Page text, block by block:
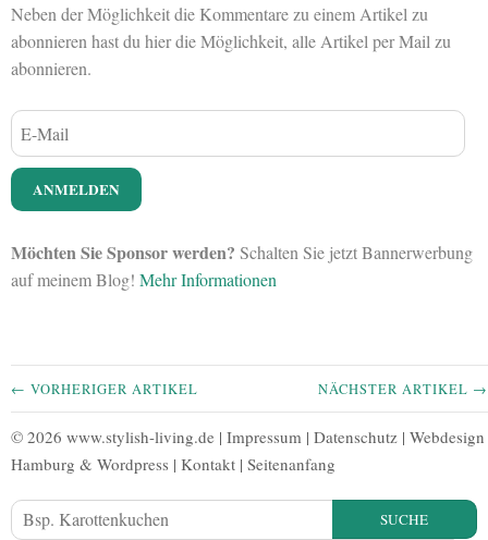
Neben der Möglichkeit die Kommentare zu einem Artikel zu
abonnieren hast du hier die Möglichkeit, alle Artikel per Mail zu
abonnieren.
Möchten Sie Sponsor werden? Schalten Sie jetzt Bannerwerbung
auf meinem Blog! Mehr Informationen
← VORHERIGER ARTIKEL NÄCHSTER ARTIKEL →
© 2026 www.stylish-living.de | Impressum | Datenschutz | Webdesign
Hamburg & Wordpress | Kontakt | Seitenanfang
SUCHE